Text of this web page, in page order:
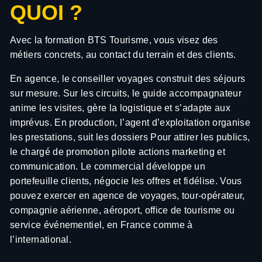
négociez coûts et prix, rédigez l’offre et choisissez les
canaux de diffusion pertinents aujourd’hui.
NINJA DE L’INFO DESTINATION
données, produisez des infos utiles, diffusez des
messages ciblés, et archivez les contenus en continu.
déontologique.
Vous assurez la gestion administrative du dossier,
l’édition/contrôle des pièces et la continuité de
service, puis traitez incidents et réclamations jusqu’à
clôture et actions correctives.
GROUPES & ENCADREMENT DE PARCOURS
Vous maîtrisez la prise en charge opérationnelle d’un
groupe, avec capacité à coordonner, sécuriser et
garantir la continuité de l’expérience sur site
ANALYSE SECTEUR & DIAGNOSTIC
Vous êtes capable de produire un diagnostic SWOT
structuré, d’interpréter l’environnement (acteurs,
offre/demande, tendances) et d’émettre un avis
argumenté.
QUOI ?
Avec la formation BTS Tourisme, vous visez des
métiers concrets, au contact du terrain et des clients.
En agence, le conseiller voyages construit des séjours
sur mesure. Sur les circuits, le guide accompagnateur
anime les visites, gère la logistique et s’adapte aux
imprévus. En production, l’agent d’exploitation organise
les prestations, suit les dossiers Pour attirer les publics,
le chargé de promotion pilote actions marketing et
communication. Le commercial développe un
portefeuille clients, négocie les offres et fidélise. Vous
pouvez exercer en agence de voyages, tour-opérateur,
compagnie aérienne, aéroport, office de tourisme ou
service événementiel, en France comme à
l’international.